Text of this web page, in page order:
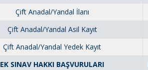
Çift Anadal/Yandal İlanı
Çift Anadal/Yandal Asil Kayıt
Çift Anadal/Yandal Yedek Kayıt
EK SINAV HAKKI BAŞVURULARI